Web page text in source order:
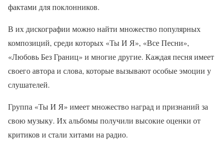
фактами для поклонников.
В их дискографии можно найти множество популярных
композиций, среди которых «Ты И Я», «Все Песни»,
«Любовь Без Границ» и многие другие. Каждая песня имеет
своего автора и слова, которые вызывают особые эмоции у
слушателей.
Группа «Ты И Я» имеет множество наград и признаний за
свою музыку. Их альбомы получили высокие оценки от
критиков и стали хитами на радио.